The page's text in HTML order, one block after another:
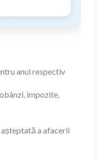
anul respectiv
impozite,
a afacerii